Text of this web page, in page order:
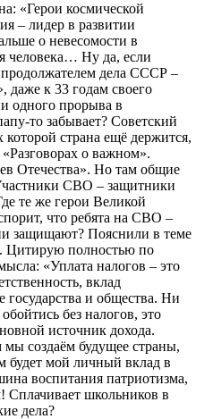
«Герои космической
– лидер в развитии
о невесомости в
человека… Ну да, если
дела СССР –
даже к 33 годам своего
одного прорыва в
то забывает? Советский
страна ещё держится,
о важном».
Отечества». Но там общие
СВО – защитники
те же герои Великой
что ребята на СВО –
защищают? Пояснили в теме
Цитирую полностью по
«Уплата налогов – это
вклад
государства и общества. Ни
без налогов, это
источник дохода.
создаём будущее страны,
будет мой личный вклад в
воспитания патриотизма,
Сплачивает школьников в
дела?